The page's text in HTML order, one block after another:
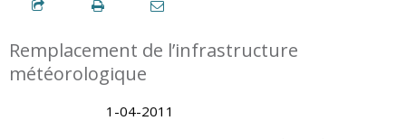
Remplacement de l’infrastructure
météorologique
1-04-2011